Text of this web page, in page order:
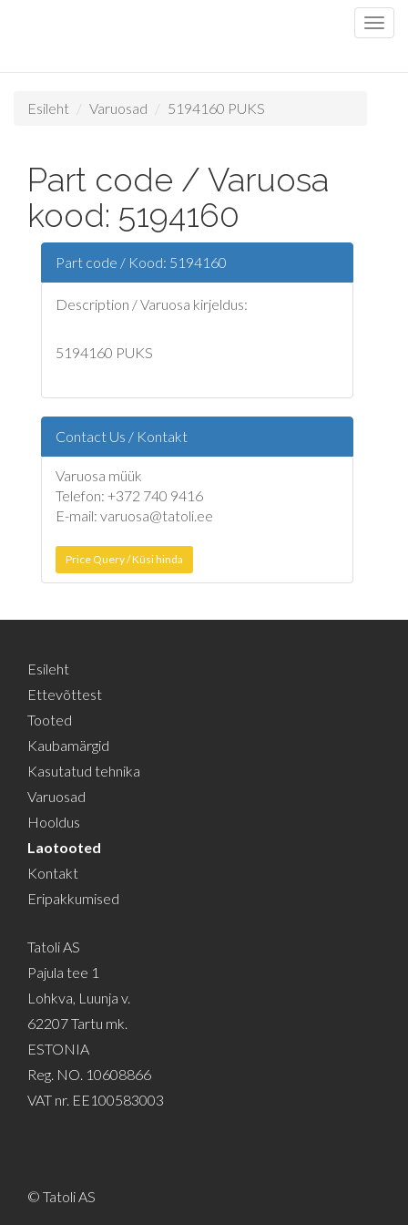
Esileht Varuosad 5194160 PUKS
Part code / Varuosa
kood: 5194160
Part code / Kood: 5194160
Description / Varuosa kirjeldus:
5194160 PUKS
Contact Us / Kontakt
Varuosa müük
Telefon: +372 740 9416
E-mail: varuosa@tatoli.ee
Price Query / Küsi hinda
Esileht
Ettevõttest
Tooted
Kaubamärgid
Kasutatud tehnika
Varuosad
Hooldus
Laotooted
Kontakt
Eripakkumised
Tatoli AS
Pajula tee 1
Lohkva, Luunja v.
62207 Tartu mk.
ESTONIA
Reg. NO. 10608866
VAT nr. EE100583003
© Tatoli AS